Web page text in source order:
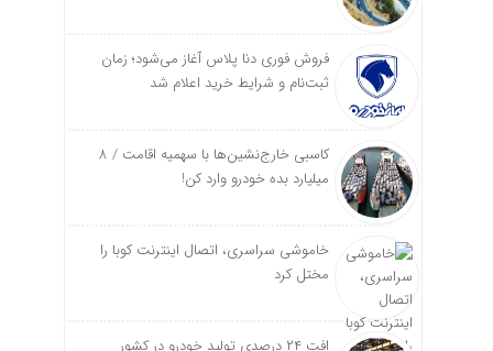
فروش فوری دنا پلاس آغاز می‌شود؛ زمان
ثبت‌نام و شرایط خرید اعلام شد
کاسبی خارج‌نشین‌ها با سهمیه اقامت / ۸
میلیارد بده خودرو وارد کن!
خاموشی سراسری، اتصال اینترنت کوبا را
مختل کرد
افت ۲۴ درصدی تولید خودرو در کشور